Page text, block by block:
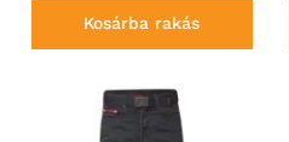
Kosárba rakás